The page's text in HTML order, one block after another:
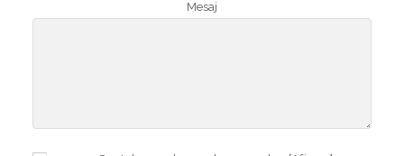
Mesaj